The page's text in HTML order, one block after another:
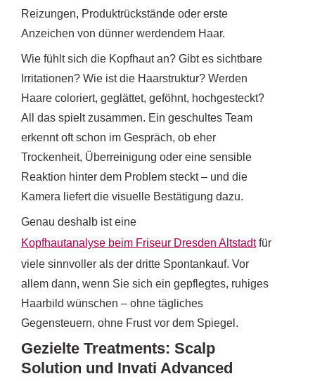
Reizungen, Produktrückstände oder erste
Anzeichen von dünner werdendem Haar.
Wie fühlt sich die Kopfhaut an? Gibt es sichtbare
Irritationen? Wie ist die Haarstruktur? Werden
Haare coloriert, geglättet, geföhnt, hochgesteckt?
All das spielt zusammen. Ein geschultes Team
erkennt oft schon im Gespräch, ob eher
Trockenheit, Überreinigung oder eine sensible
Reaktion hinter dem Problem steckt – und die
Kamera liefert die visuelle Bestätigung dazu.
Genau deshalb ist eine
Kopfhautanalyse beim Friseur Dresden Altstadtfür
viele sinnvoller als der dritte Spontankauf. Vor
allem dann, wenn Sie sich ein gepflegtes, ruhiges
Haarbild wünschen – ohne tägliches
Gegensteuern, ohne Frust vor dem Spiegel.
Gezielte Treatments: Scalp
Solution und Invati Advanced